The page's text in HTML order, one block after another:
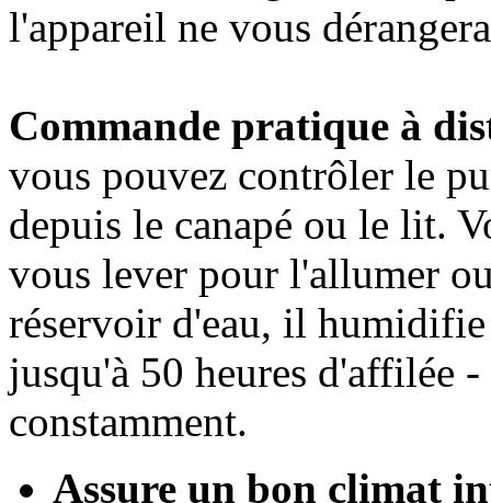
l'appareil ne vous
Commande pratique à
vous pouvez contrôler le
depuis le canapé ou le lit.
vous lever pour l'allumer
réservoir d'eau, il
jusqu'à 50 heures d'affilée
constamment.
Assure un bon climat